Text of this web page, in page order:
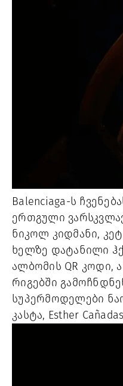
Balenciaga-ს
ერთგული
ნიკოლ კიდმანი,
ხელზე დატანილი
ალბომის QR კოდი,
რიგებში
სუპერმოდელები
კასტა, Esther